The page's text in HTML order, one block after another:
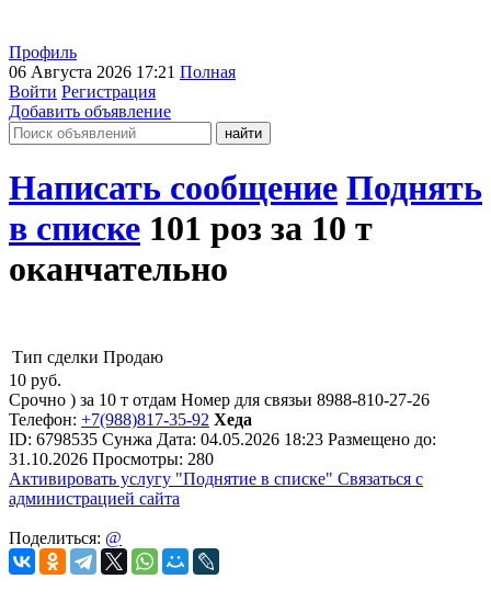
Профиль
06 Августа 2026 17:21 Полная
Войти Регистрация
Добавить объявление
Написать сообщение Поднять
в списке 101 роз за 10 т
оканчательно
Тип сделки Продаю
10 руб.
Срочно ) за 10 т отдам Номер для связьи 8988-810-27-26
Телефон: +7(988)817-35-92 Хеда
ID: 6798535 Сунжа Дата: 04.05.2026 18:23 Размещено до:
31.10.2026 Просмотры: 280
Активировать услугу "Поднятие в списке" Связаться с
администрацией сайта
Поделиться: @